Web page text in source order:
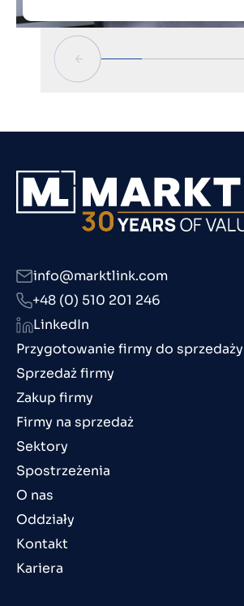
Przygotowanie firmy do sprzedaży
Sprzedaż firmy
Zakup firmy
Firmy na sprzedaż
Sektory
Spostrzeżenia
O nas
Oddziały
Kontakt
Kariera
info@marktlink.com
+48 (0) 510 201 246
LinkedIn